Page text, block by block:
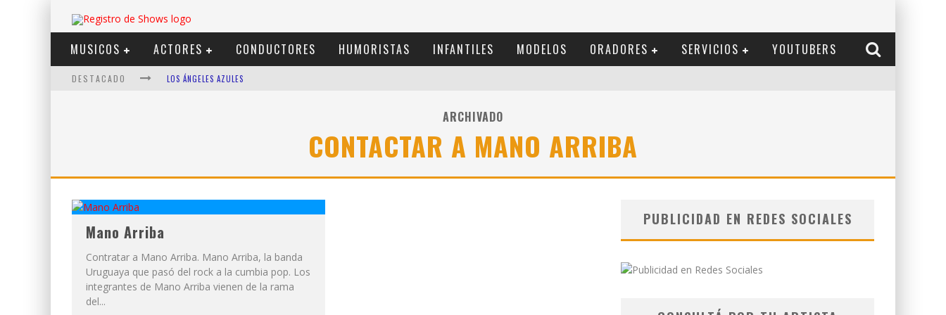
MUSICOS ACTORES CONDUCTORES HUMORISTAS INFANTILES MODELOS ORADORES SERVICIOS YOUTUBERS
DESTACADO LOS ÁNGELES AZULES
DUKI
ARCHIVADO
CONTACTAR A MANO ARRIBA
Mano Arriba
Contratar a Mano Arriba. Mano Arriba, la banda
Uruguaya que pasó del rock a la cumbia pop. Los
integrantes de Mano Arriba vienen de la rama
del...
PUBLICIDAD EN REDES SOCIALES